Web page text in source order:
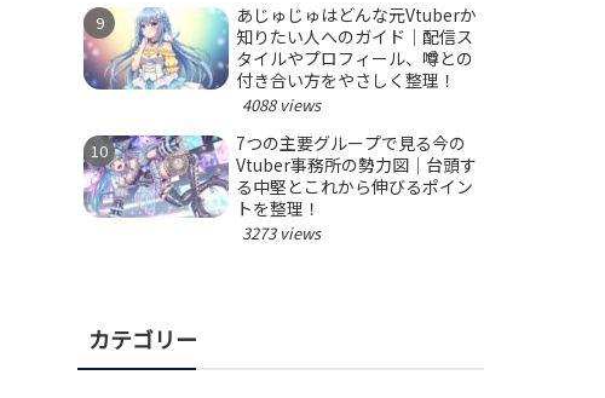
あじゅじゅはどんな元Vtuberか
知りたい人へのガイド｜配信ス
タイルやプロフィール、噂との
付き合い方をやさしく整理！
4088 views
7つの主要グループで見る今の
Vtuber事務所の勢力図｜台頭す
る中堅とこれから伸びるポイン
トを整理！
3273 views
カテゴリー